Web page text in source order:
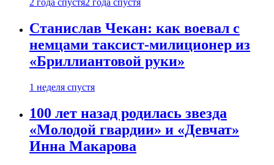
2 года спустя2 года спустя
Станислав Чекан: как воевал с
немцами таксист-милиционер из
«Бриллиантовой руки»
1 неделя спустя
100 лет назад родилась звезда
«Молодой гвардии» и «Девчат»
Инна Макарова